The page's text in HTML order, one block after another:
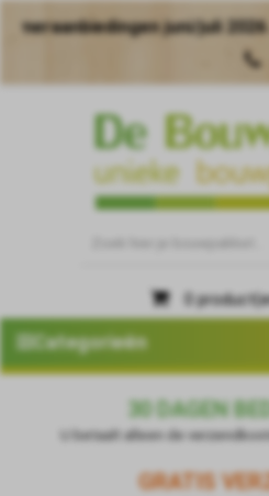
juni/juli 2026 .Tot
0
Categorieën
30 DAGEN
U betaalt alleen de
GRATIS